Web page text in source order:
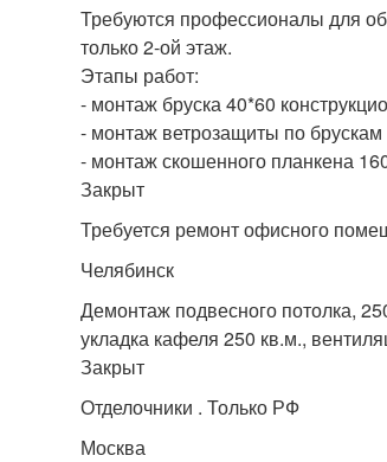
Требуются профессионалы для
только 2-ой этаж.
Этапы работ:
- монтаж бруска 40*60
- монтаж ветрозащиты по
- монтаж скошенного планкена
Закрыт
Требуется ремонт офисного
Челябинск
Демонтаж подвесного потолка,
укладка кафеля 250 кв.м.,
Закрыт
Отделочники . Только РФ
Москва